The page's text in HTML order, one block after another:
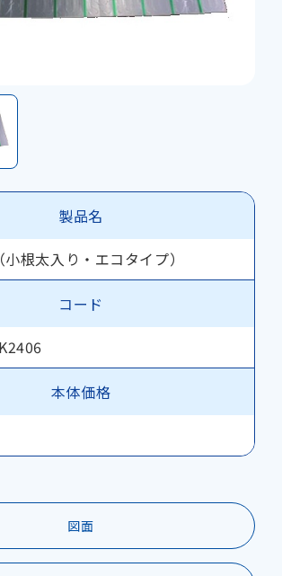
製品名
根太入り・エコタイプ）
コード
本体価格
図面